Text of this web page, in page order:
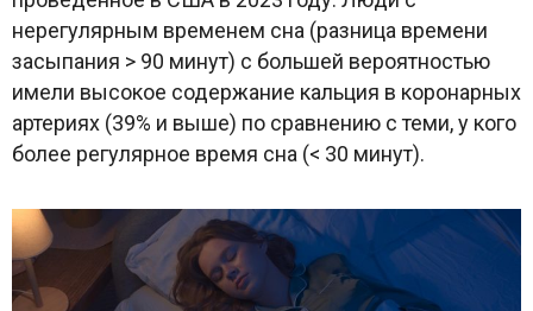
нерегулярным временем сна (разница времени
засыпания > 90 минут) с большей вероятностью
имели высокое содержание кальция в коронарных
артериях (39% и выше) по сравнению с теми, у кого
более регулярное время сна (< 30 минут).